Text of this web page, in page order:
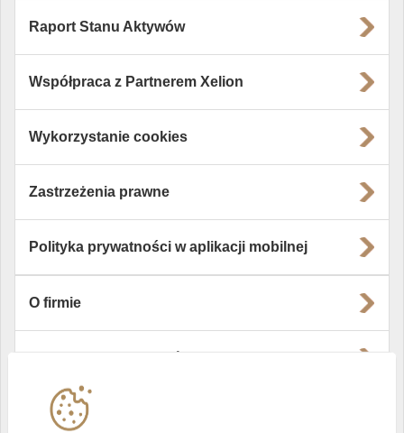
Raport Stanu Aktywów
Współpraca z Partnerem Xelion
Wykorzystanie cookies
Zastrzeżenia prawne
Polityka prywatności w aplikacji mobilnej
O firmie
Instytucje współpracujące